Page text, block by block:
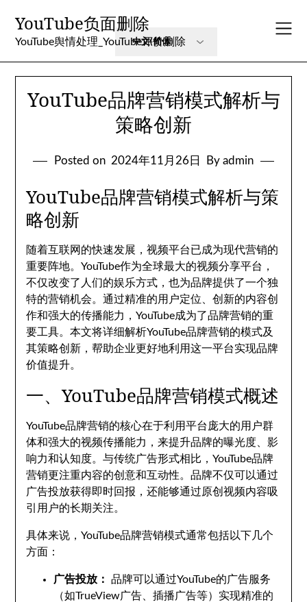
content
YouTube负面删除
YouTube舆情处理_YouTube评价删除
YouTube品牌营销模式解析与
策略创新
Posted on 2024年11月26日 By admin
YouTube品牌营销模式解析与策
略创新
随着互联网的快速发展，视频平台已成为现代营销的
重要阵地。YouTube作为全球最大的视频分享平台，
不仅改变了人们的娱乐方式，也为品牌提供了一个独
特的营销机会。通过精准的用户定位、创新的内容创
作和强大的传播能力，YouTube成为了品牌营销的重
要工具。本文将详细解析YouTube品牌营销的模式及
其策略创新，帮助企业更好地利用这一平台实现品牌
价值提升。
一、YouTube品牌营销模式概述
YouTube品牌营销的核心在于利用平台庞大的用户群
体和强大的视频传播能力，来提升品牌的曝光度、影
响力和认知度。与传统广告形式相比，YouTube品牌
营销更注重内容的创意和互动性。品牌不仅可以通过
广告投放获得即时回报，还能够通过原创视频内容吸
引用户的长期关注。
具体来说，YouTube品牌营销模式通常包括以下几个
方面：
广告投放：品牌可以通过YouTube的广告服务
（如TrueView广告、插播广告等）实现精准的